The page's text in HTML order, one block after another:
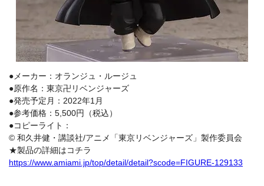
●メーカー：オランジュ・ルージュ
●原作名：東京卍リベンジャーズ
●発売予定月：2022年1月
●参考価格：5,500円（税込）
●コピーライト：
© 和久井健・講談社/アニメ「東京リベンジャーズ」製作委員会
★製品の詳細はコチラ
https://www.amiami.jp/top/detail/detail?scode=FIGURE-129133